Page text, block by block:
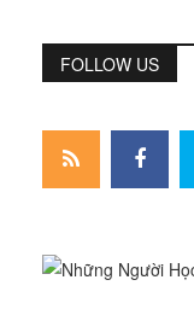
FOLLOW US